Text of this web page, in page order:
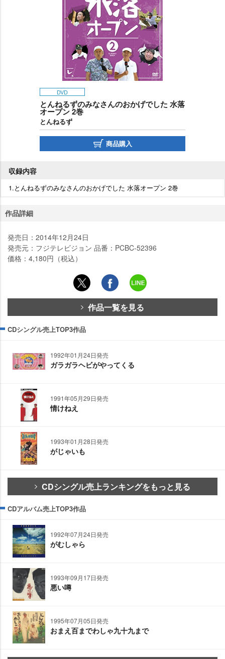
DVD
とんねるずのみなさんのおかげでした 水落
オープン 2巻
とんねるず
商品購入
収録内容
1.とんねるずのみなさんのおかげでした 水落オープン 2巻
作品詳細
発売日：2014年12月24日
発売元：フジテレビジョン 品番：PCBC-52396
価格：4,180円（税込）
作品一覧を見る
CDシングル売上TOP3作品
1992年01月24日発売
ガラガラヘビがやってくる
1991年05月29日発売
情けねえ
1993年01月28日発売
がじゃいも
CDシングル売上ランキングをもっと見る
CDアルバム売上TOP3作品
1992年07月24日発売
がむしゃら
1993年09月17日発売
悪い噂
1995年07月05日発売
おまえ百までわしゃ九十九まで